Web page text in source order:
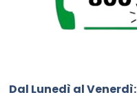
Dal Lunedì al Venerdì: